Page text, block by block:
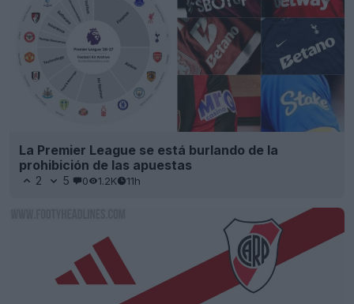
La Premier League se está burlando de la
prohibición de las apuestas
2 5 0 1.2K 11h